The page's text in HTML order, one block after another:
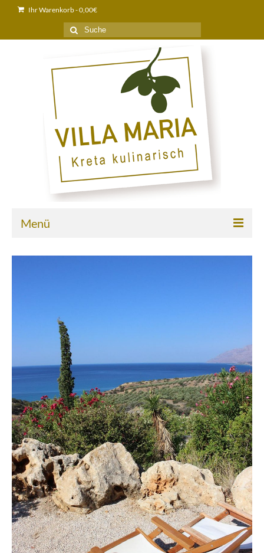
Ihr Warenkorb-0,00€
Suche
nach:
Menü
Home
Zakros
Gergeri
Houdetsi
Portfolio
Speisen
Mittagstisch (DI bis FR, 12.00 bis 14.30 Uhr)
Frühstück (DI bis SA, 10.00 bis 12.00h) &
Brunch (DO, FR und SA, 11.00 bis 13.00 Uhr)
Mezedes & Salat